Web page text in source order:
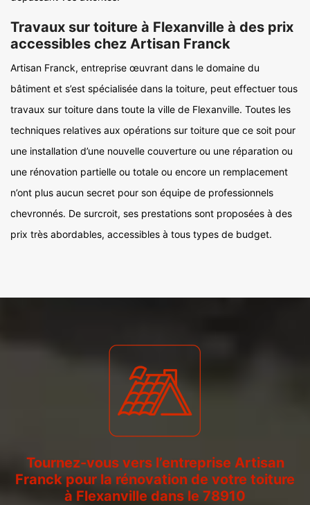
Travaux sur toiture à Flexanville à des prix
accessibles chez Artisan Franck
Artisan Franck, entreprise œuvrant dans le domaine du
bâtiment et s’est spécialisée dans la toiture, peut effectuer tous
travaux sur toiture dans toute la ville de Flexanville. Toutes les
techniques relatives aux opérations sur toiture que ce soit pour
une installation d’une nouvelle couverture ou une réparation ou
une rénovation partielle ou totale ou encore un remplacement
n’ont plus aucun secret pour son équipe de professionnels
chevronnés. De surcroit, ses prestations sont proposées à des
prix très abordables, accessibles à tous types de budget.
Tournez-vous vers l’entreprise Artisan
Franck pour la rénovation de votre toiture
à Flexanville dans le 78910